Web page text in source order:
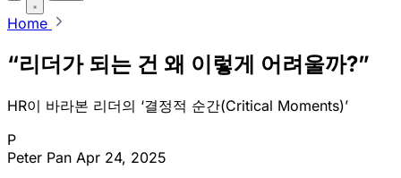
Home
“리더가 되는 건 왜 이렇게 어려울까?”
HR이 바라본 리더의 ‘결정적 순간(Critical Moments)’
P
Peter Pan Apr 24, 2025